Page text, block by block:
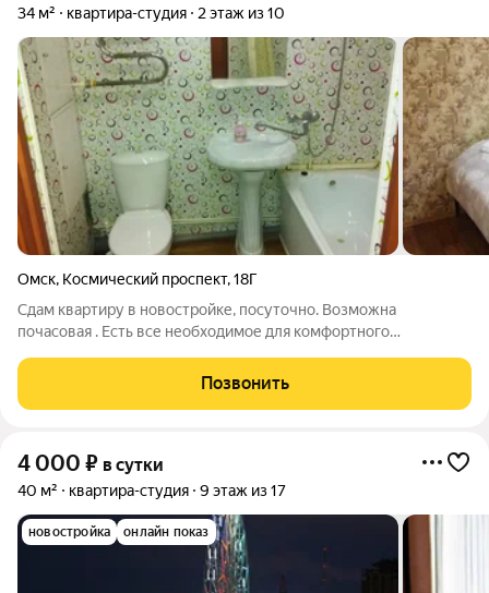
34 м² квартира-студия 2 этаж из 10
Омск, Космический проспект,18Г
Сдам квартиру в новостройке, посуточно. Возможна
почасовая . Есть все необходимое для комфортного
Позвонить
4 000 ₽ в сутки
40 м² квартира-студия 9 этаж из 17
новостройка онлайн показ